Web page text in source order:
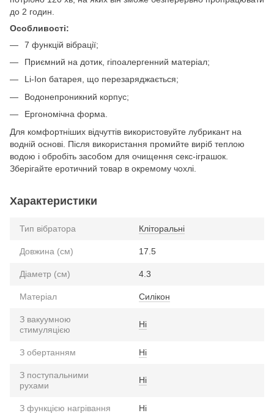
до 2 годин.
Особливості:
7 функцій вібрації;
Приємний на дотик, гіпоалергенний матеріал;
Li-Ion батарея, що перезаряджається;
Водонепроникний корпус;
Ергономічна форма.
Для комфортніших відчуттів використовуйте лубрикант на
водній основі. Після використання промийте виріб теплою
водою і обробіть засобом для очищення секс-іграшок.
Зберігайте еротичний товар в окремому чохлі.
Характеристики
Тип вібратора Кліторальні
Довжина (см) 17.5
Діаметр (см) 4.3
Матеріал Силікон
З вакуумною
стимуляцією
Ні
З обертанням Ні
З поступальними
рухами
Ні
З функцією нагрівання Ні